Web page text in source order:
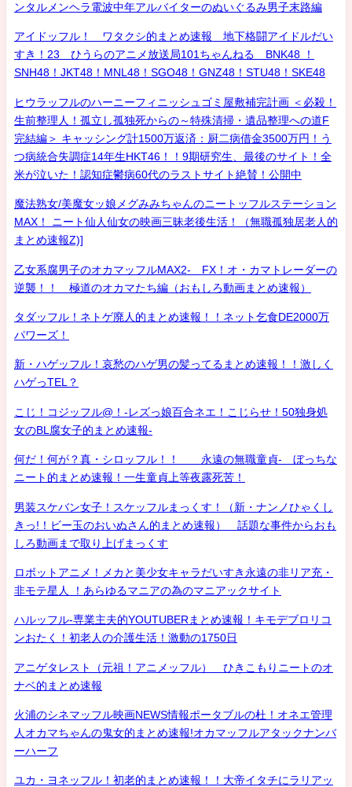
ンタルメンヘラ電波中年アルバイターのぬいぐるみ男子末路編
アイドッフル！ ワタクシ的まとめ速報 地下格闘アイドルだい
すき！23 ひうらのアニメ放送局101ちゃんねる BNK48 ！
SNH48！JKT48！MNL48！SGO48！GNZ48！STU48！SKE48
ヒウラッフルのハーニーフィニッシュゴミ屋敷補完計画 ＜必殺！
生前整理人！孤立し孤独死からの～特殊清掃・遺品整理への道F
完結編＞ キャッシング計1500万返済：厨二病借金3500万円！う
つ病統合失調症14年生HKT46！！9期研究生、最後のサイト！全
米が泣いた！認知症鬱病60代のラストサイト絶賛！公開中
魔法熟女/美魔女ッ娘メグみみちゃんのニートッフルステーション
MAX！ ニート仙人仙女の映画三昧老後生活！（無職孤独居老人的
まとめ速報Z)]
乙女系腐男子のオカマッフルMAX2- FX！オ・カマトレーダーの
逆襲！！ 極道のオカマたち編（おもしろ動画まとめ速報）
タダッフル！ネトゲ廃人的まとめ速報！！ネット乞食DE2000万
パワーズ！
新・ハゲッフル！哀愁のハゲ男の髪ってるまとめ速報！！激しく
ハゲっTEL？
こじ！コジッフル@！-レズっ娘百合ネエ！こじらせ！50独身処
女のBL腐女子的まとめ速報-
何だ！何が？真・シロッフル！！ 永遠の無職童貞- ぼっちな
ニート的まとめ速報！一生童貞上等夜露死苦！
男装スケバン女子！スケッフルまっくす！（新・ナンノひゃくし
きっ!！ビー玉のおいぬさん的まとめ速報） 話題な事件からおも
しろ動画まで取り上げまっくす
ロボットアニメ！メカと美少女キャラだいすき永遠の非リア充・
非モテ星人 ！あらゆるマニアの為のマニアックサイト
ハルッフル-専業主夫的YOUTUBERまとめ速報！キモデブロリコ
ンおたく！初老人の介護生活！激動の1750日
アニゲタレスト（元祖！アニメッフル） ひきこもりニートのオ
ナベ的まとめ速報
火浦のシネマッフル映画NEWS情報ポータブルの杜！オネエ管理
人オカマちゃんの鬼女的まとめ速報!オカマッフルアタックナンバ
ーハーフ
ユカ・ヨネッフル！初老的まとめ速報！！大帝イタチにラリアッ